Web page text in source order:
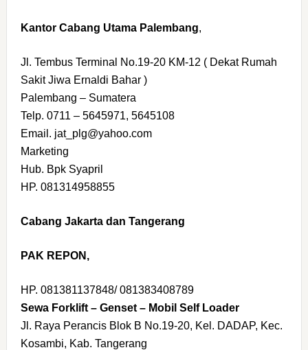
Kantor Cabang Utama Palembang,
Jl. Tembus Terminal No.19-20 KM-12 ( Dekat Rumah
Sakit Jiwa Ernaldi Bahar )
Palembang – Sumatera
Telp. 0711 – 5645971, 5645108
Email. jat_plg@yahoo.com
Marketing
Hub. Bpk Syapril
HP. 081314958855
Cabang Jakarta dan Tangerang
PAK REPON,
HP. 081381137848/ 081383408789
Sewa Forklift – Genset – Mobil Self Loader
Jl. Raya Perancis Blok B No.19-20, Kel. DADAP, Kec.
Kosambi, Kab. Tangerang